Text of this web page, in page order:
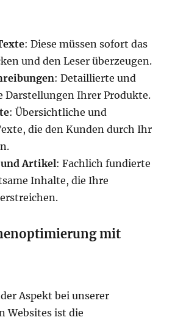
: Diese müssen sofort das
und den Leser überzeugen.
: Detaillierte und
Darstellungen Ihrer Produkte.
: Übersichtliche und
die den Kunden durch Ihr
Artikel: Fachlich fundierte
Inhalte, die Ihre
mit
Aspekt bei unserer
Websites ist die